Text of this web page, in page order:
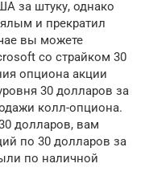
за штуку, однако
и прекратил
вы можете
со страйком 30
опциона акции
30 долларов за
колл-опциона.
долларов, вам
по 30 долларов за
по наличной